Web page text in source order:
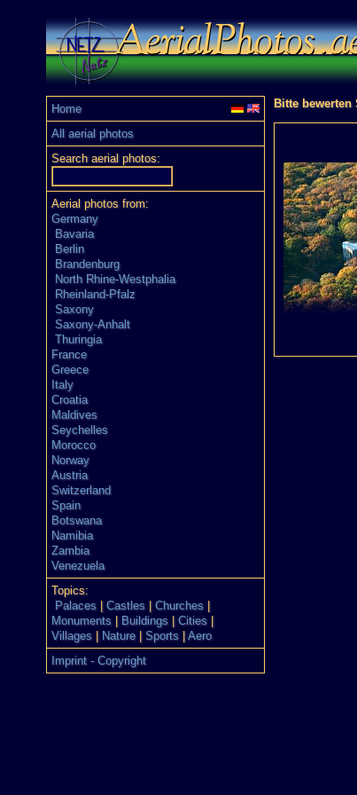
Home
All aerial photos
Search aerial photos:
Aerial photos from:
Germany
Bavaria
Berlin
Brandenburg
North Rhine-Westphalia
Rheinland-Pfalz
Saxony
Saxony-Anhalt
Thuringia
France
Greece
Italy
Croatia
Maldives
Seychelles
Morocco
Norway
Austria
Switzerland
Spain
Botswana
Namibia
Zambia
Venezuela
Topics:
Palaces| Castles| Churches|
Monuments| Buildings| Cities|
Villages| Nature| Sports| Aero
Imprint - Copyright
Bitte